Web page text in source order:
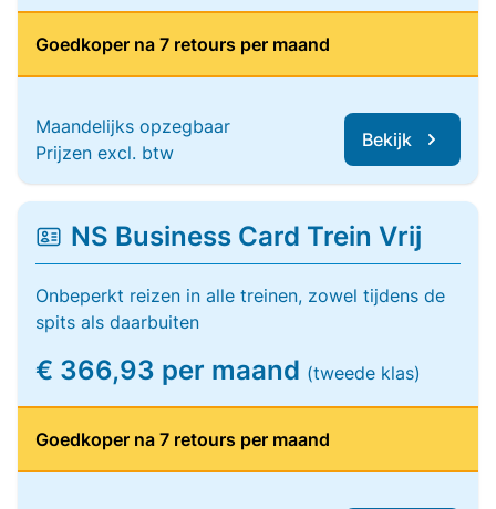
Goedkoper na 7 retours per maand
Maandelijks opzegbaar
Prijzen excl. btw
Bekijk
NS Business Card Trein Vrij
Onbeperkt reizen in alle treinen, zowel tijdens de
spits als daarbuiten
€ 366,93 per maand (tweede klas)
Goedkoper na 7 retours per maand